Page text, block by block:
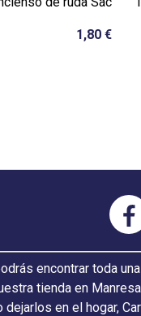
1,80 €
encontrar toda
tienda en
en el hogar,